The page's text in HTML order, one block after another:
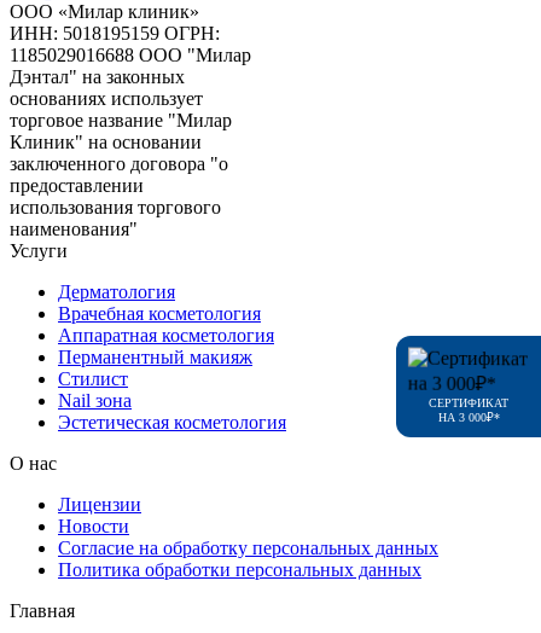
ООО «Милар клиник»
ИНН: 5018195159 ОГРН:
1185029016688 ООО "Милар
Дэнтал" на законных
основаниях использует
торговое название "Милар
Клиник" на основании
заключенного договора "о
предоставлении
использования торгового
наименования"
Услуги
Дерматология
Врачебная косметология
Аппаратная косметология
Перманентный макияж
Стилист
Nail зона
Эстетическая косметология
О нас
Лицензии
Новости
Согласие на обработку персональных данных
Политика обработки персональных данных
Главная
СЕРТИФИКАТ
НА 3 000₽*